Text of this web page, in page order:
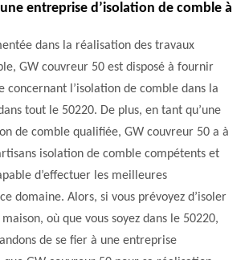
entreprise d’isolation de comble à
dans la réalisation des travaux
GW couvreur 50 est disposé à fournir
concernant l’isolation de comble dans la
tout le 50220. De plus, en tant qu’une
de comble qualifiée, GW couvreur 50 a à
isolation de comble compétents et
d’effectuer les meilleures
domaine. Alors, si vous prévoyez d’isoler
où que vous soyez dans le 50220,
de se fier à une entreprise